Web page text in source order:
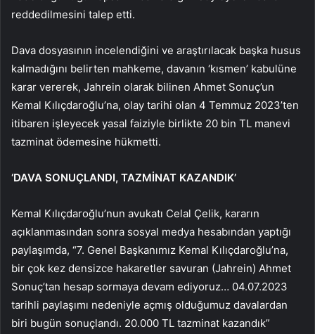
reddedilmesini talep etti.
Dava dosyasının incelendiğini ve araştırılacak başka husus
kalmadığını belirten mahkeme, davanın ‘kısmen’ kabulüne
karar vererek, Jahrein olarak bilinen Ahmet Sonuç’un
Kemal Kılıçdaroğlu’na, olay tarihi olan 4 Temmuz 2023’ten
itibaren işleyecek yasal faiziyle birlikte 20 bin TL manevi
tazminat ödemesine hükmetti.
‘DAVA SONUÇLANDI, TAZMİNAT KAZANDIK’
Kemal Kılıçdaroğlu’nun avukatı Celal Çelik, kararın
açıklanmasından sonra sosyal medya hesabından yaptığı
paylaşımda, “7. Genel Başkanımız Kemal Kılıçdaroğlu’na,
bir çok kez densizce hakaretler savuran (Jahrein) Ahmet
Sonuç’tan hesap sormaya devam ediyoruz… 04.07.2023
tarihli paylaşımı nedeniyle açmış olduğumuz davalardan
biri bugün sonuçlandı. 20.000 TL tazminat kazandık”